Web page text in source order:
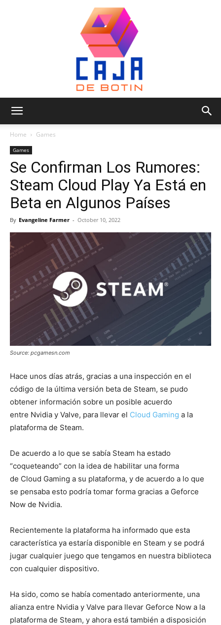
de
Botin
Home Games
Games
Se Confirman Los Rumores:
Steam Cloud Play Ya Está en
Beta en Algunos Países
By Evangeline Farmer - October 10, 2022
Source: pcgamesn.com
Hace unos días atrás, gracias a una inspección en el
código de la última versión beta de Steam, se pudo
obtener información sobre un posible acuerdo
entre Nvidia y Valve, para llevar el Cloud Gaming a la
plataforma de Steam.
De acuerdo a lo que se sabía Steam ha estado
“coqueteando” con la idea de habilitar una forma
de Cloud Gaming a su plataforma, y de acuerdo a lo que
se pensaba esto podría tomar forma gracias a Geforce
Now de Nvidia.
Recientemente la plataforma ha informado que esta
característica ya estaría disponible en Steam y se podrá
jugar cualquier juego que tengamos en nuestra biblioteca
con cualquier dispositivo.
Ha sido, como se había comentado anteriormente, una
alianza entre Nvidia y Valve para llevar Geforce Now a la
plataforma de Steam, y ahora está también a disposición